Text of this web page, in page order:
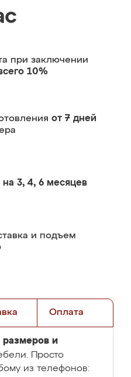
при заключении
10%
от 7 дней
на 3, 4, 6 месяцев
и подъем
Оплата
размеров и
Просто
из телефонов: